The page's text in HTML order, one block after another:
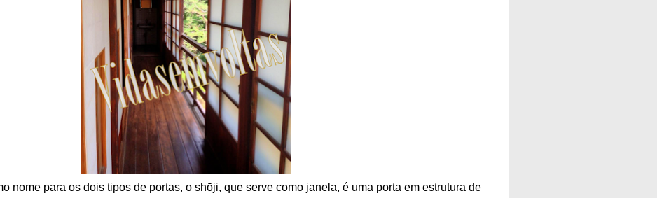
nome para os dois tipos de portas, o shōji, que serve como janela, é uma porta em estrutura de